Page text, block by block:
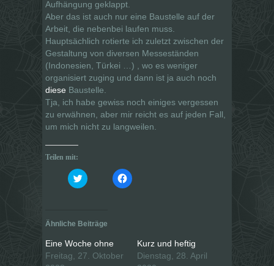
Aufhängung geklappt.
Aber das ist auch nur eine Baustelle auf der
Arbeit, die nebenbei laufen muss.
Hauptsächlich rotierte ich zuletzt zwischen der
Gestaltung von diversen Messeständen
(Indonesien, Türkei …) , wo es weniger
organisiert zuging und dann ist ja auch noch
diese Baustelle.
Tja, ich habe gewiss noch einiges vergessen
zu erwähnen, aber mir reicht es auf jeden Fall,
um mich nicht zu langweilen.
Teilen mit:
K
l
u
m
b
e
r
K
l
Ähnliche Beiträge
Eine Woche ohne
Freitag, 27. Oktober
Kurz und heftig
Dienstag, 28. April